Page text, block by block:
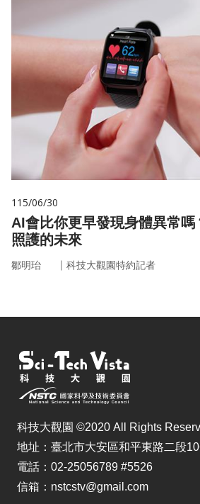
115/06/30
AI會比你更早發現身體異常嗎
照護的未來
鄒明珆 ｜ 科技大觀園特約記者
科技大觀園 ©2020 All Rights
地址：臺北市大安區和平東路二段
電話：02-25056789 #5526
信箱：nstcstv@gmail.com